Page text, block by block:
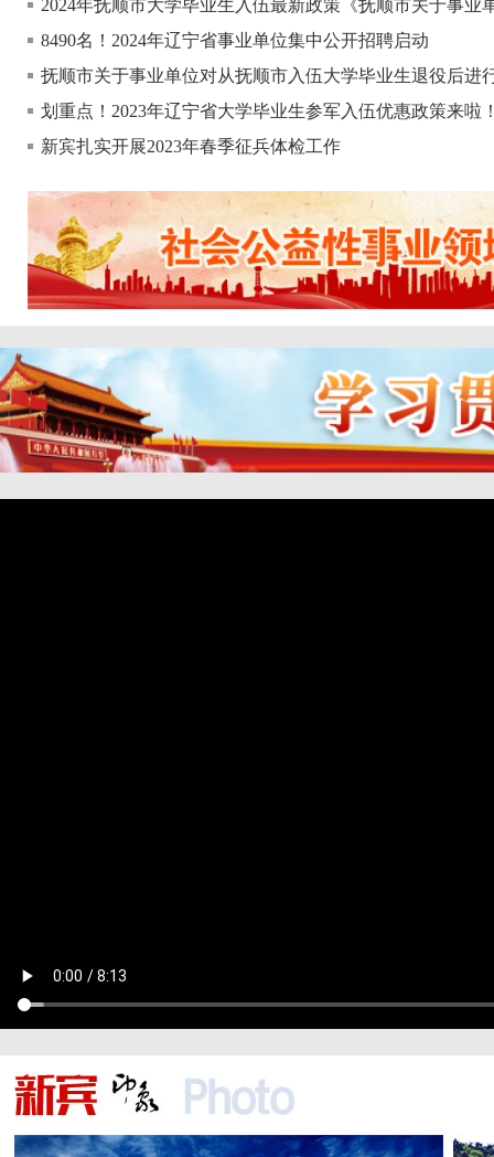
8490名！2024年辽宁省事业单位集中公开招聘启动
划重点！2023年辽宁省大学毕业生参军入伍优惠政策来啦
新宾扎实开展2023年春季征兵体检工作